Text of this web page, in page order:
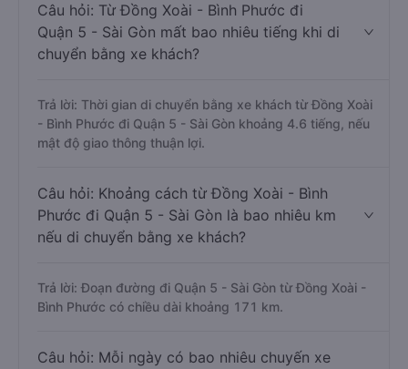
Câu hỏi: Từ Đồng Xoài - Bình Phước đi
Quận 5 - Sài Gòn mất bao nhiêu tiếng khi di
chuyển bằng xe khách?
Trả lời: Thời gian di chuyển bằng xe khách từ Đồng Xoài
- Bình Phước đi Quận 5 - Sài Gòn khoảng 4.6 tiếng, nếu
mật độ giao thông thuận lợi.
Câu hỏi: Khoảng cách từ Đồng Xoài - Bình
Phước đi Quận 5 - Sài Gòn là bao nhiêu km
nếu di chuyển bằng xe khách?
Trả lời: Đoạn đường đi Quận 5 - Sài Gòn từ Đồng Xoài -
Bình Phước có chiều dài khoảng 171 km.
Câu hỏi: Mỗi ngày có bao nhiêu chuyến xe